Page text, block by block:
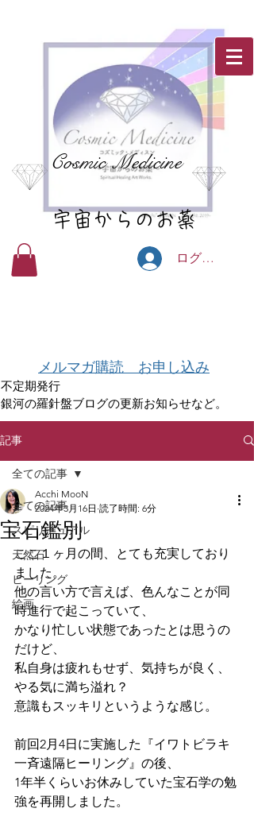
Cosmic Medicine
宇宙からのお薬
ログイン
メルマガ購読 お申し込み
不定期発行
銀河の羅針盤ブログの更新お知らせなど。
記事
全ての記事
スピリチュアル
天然石
ヒーリング
絵画
全ての記事
宝石鑑別
Acchi MooN
2024年3月16日 読了時間: 6分
ここ１ヶ月の間、とても充実しており
ました。
他の言い方で言えば、色んなことが同
時進行で起こっていて、
かなり忙しい状態であったとは思うの
だけど、
私自身は疲れもせず、気持ちが良く、
やる気に満ち溢れ？
意識もスッキリというような感じ。
前回2月4日に実施した『イワトビラキ
一斉遠隔ヒーリング』の後、
1年半くらいお休みしていた宝石学の勉
強を再開しました。